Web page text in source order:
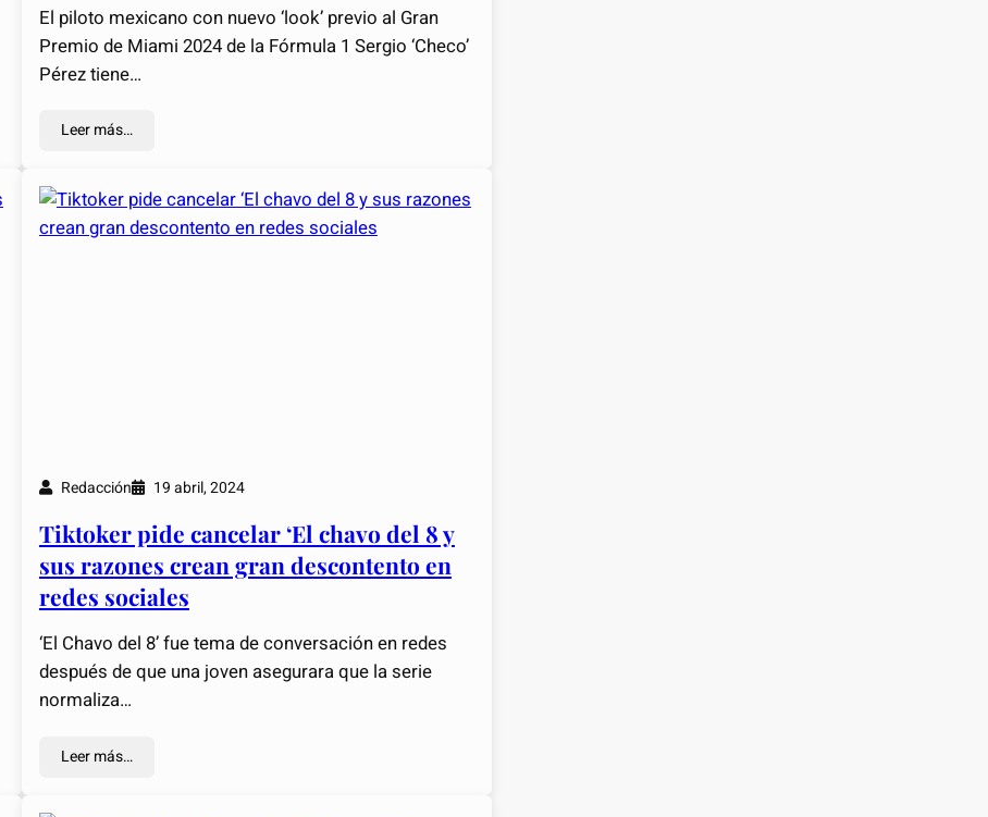
El piloto mexicano con nuevo ‘look’ previo al Gran
Premio de Miami 2024 de la Fórmula 1 Sergio ‘Checo’
Pérez tiene…
Leer más…
Redacción 19 abril, 2024
Tiktoker pide cancelar ‘El chavo del 8 y
sus razones crean gran descontento en
redes sociales
‘El Chavo del 8’ fue tema de conversación en redes
después de que una joven asegurara que la serie
normaliza…
Leer más…